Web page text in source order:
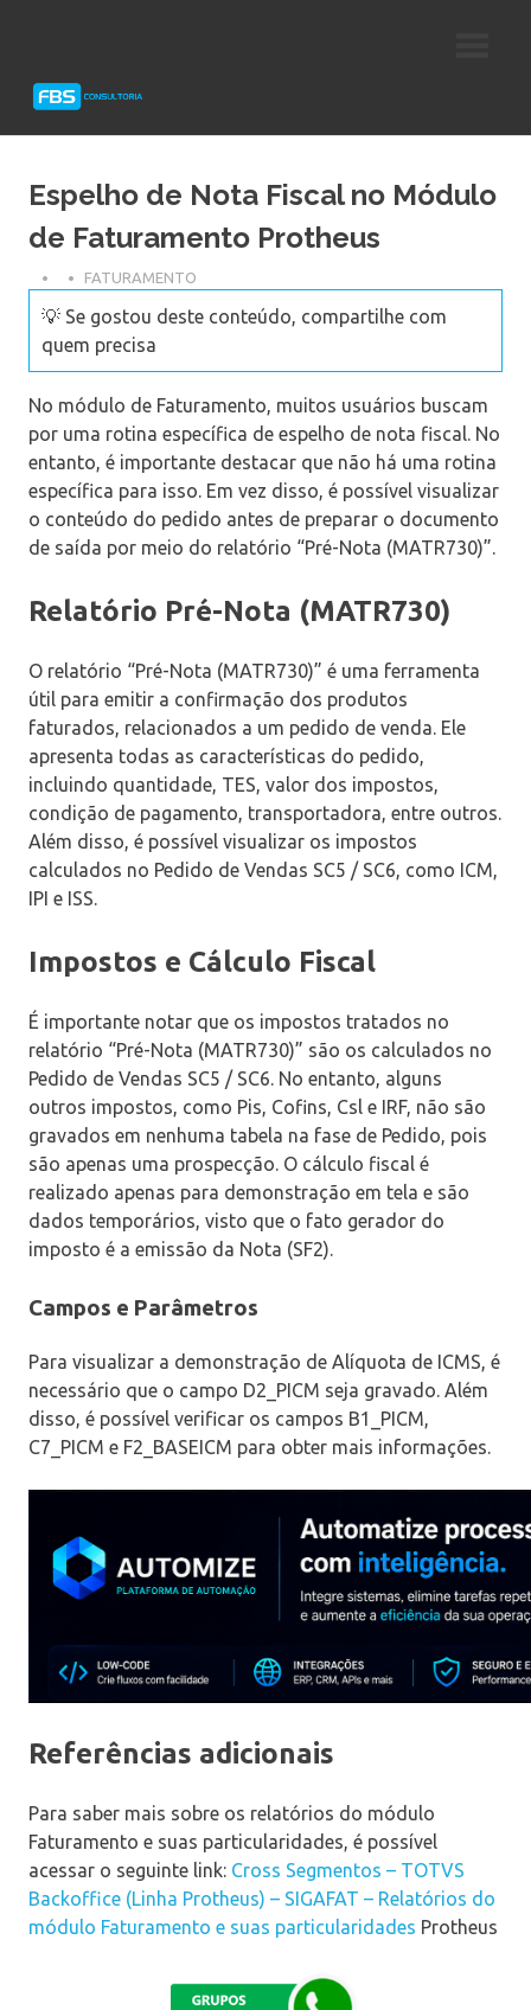
Protheus
Espelho de Nota Fiscal no Módulo
de Faturamento Protheus
FATURAMENTO
💡 Se gostou deste conteúdo, compartilhe com
quem precisa
No módulo de Faturamento, muitos usuários buscam
por uma rotina específica de espelho de nota fiscal. No
entanto, é importante destacar que não há uma rotina
específica para isso. Em vez disso, é possível visualizar
o conteúdo do pedido antes de preparar o documento
de saída por meio do relatório “Pré-Nota (MATR730)”.
Relatório Pré-Nota (MATR730)
O relatório “Pré-Nota (MATR730)” é uma ferramenta
útil para emitir a confirmação dos produtos
faturados, relacionados a um pedido de venda. Ele
apresenta todas as características do pedido,
incluindo quantidade, TES, valor dos impostos,
condição de pagamento, transportadora, entre outros.
Além disso, é possível visualizar os impostos
calculados no Pedido de Vendas SC5 / SC6, como ICM,
IPI e ISS.
Impostos e Cálculo Fiscal
É importante notar que os impostos tratados no
relatório “Pré-Nota (MATR730)” são os calculados no
Pedido de Vendas SC5 / SC6. No entanto, alguns
outros impostos, como Pis, Cofins, Csl e IRF, não são
gravados em nenhuma tabela na fase de Pedido, pois
são apenas uma prospecção. O cálculo fiscal é
realizado apenas para demonstração em tela e são
dados temporários, visto que o fato gerador do
imposto é a emissão da Nota (SF2).
Campos e Parâmetros
Para visualizar a demonstração de Alíquota de ICMS, é
necessário que o campo D2_PICM seja gravado. Além
disso, é possível verificar os campos B1_PICM,
C7_PICM e F2_BASEICM para obter mais informações.
Referências adicionais
Para saber mais sobre os relatórios do módulo
Faturamento e suas particularidades, é possível
acessar o seguinte link: Cross Segmentos – TOTVS
Backoffice (Linha Protheus) – SIGAFAT – Relatórios do
módulo Faturamento e suas particularidades Protheus